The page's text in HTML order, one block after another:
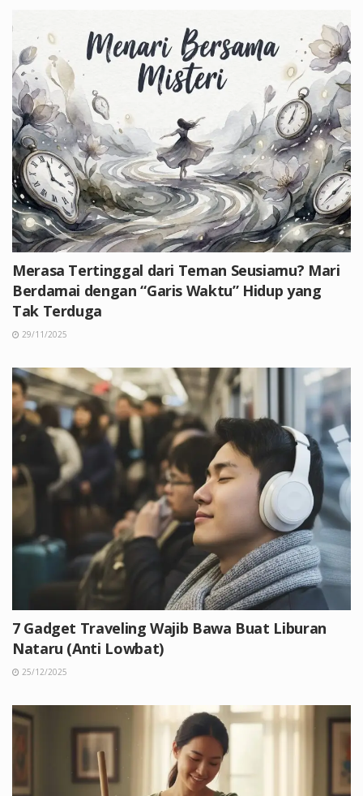
Merasa Tertinggal dari Teman Seusiamu? Mari
Berdamai dengan “Garis Waktu” Hidup yang
Tak Terduga
29/11/2025
7 Gadget Traveling Wajib Bawa Buat Liburan
Nataru (Anti Lowbat)
25/12/2025